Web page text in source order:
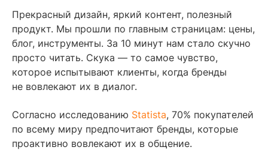
Прекрасный дизайн, яркий контент, полезный
продукт. Мы прошли по главным страницам: цены,
блог, инструменты. За 10 минут нам стало скучно
просто читать. Скука — то самое чувство,
которое испытывают клиенты, когда бренды
не вовлекают их в диалог.
Согласно исследованию Statista, 70% покупателей
по всему миру предпочитают бренды, которые
проактивно вовлекают их в общение.